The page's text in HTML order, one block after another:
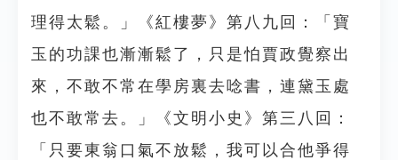
理得太鬆。」《紅樓夢》第八九回：「寶
玉的功課也漸漸鬆了，只是怕賈政覺察出
來，不敢不常在學房裏去唸書，連黛玉處
也不敢常去。」《文明小史》第三八回：
「只要東翁口氣不放鬆，我可以合他爭得